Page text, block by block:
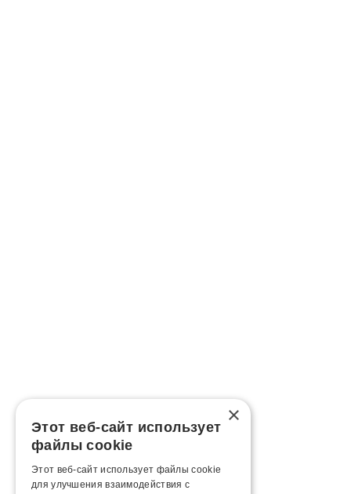
×
Этот веб-сайт использует
файлы cookie
Этот веб-сайт использует файлы cookie
для улучшения взаимодействия с